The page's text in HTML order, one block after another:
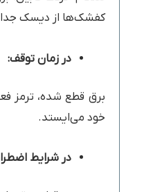
کفشک‌ها از دیسک
در زمان توقف:
برق قطع شده، ترمز
خود می‌ایستد.
در شرایط